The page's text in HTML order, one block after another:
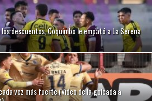
los descuentos, Coquimbo le empató a La Serena
vez más fuerte (Video de la goleada a